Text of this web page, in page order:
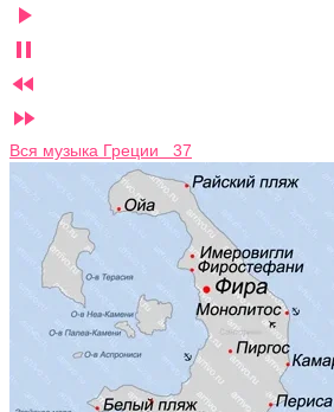




Вся музыка Греции 37